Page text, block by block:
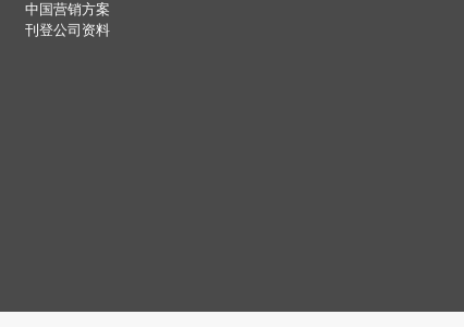
中国营销方案
刊登公司资料